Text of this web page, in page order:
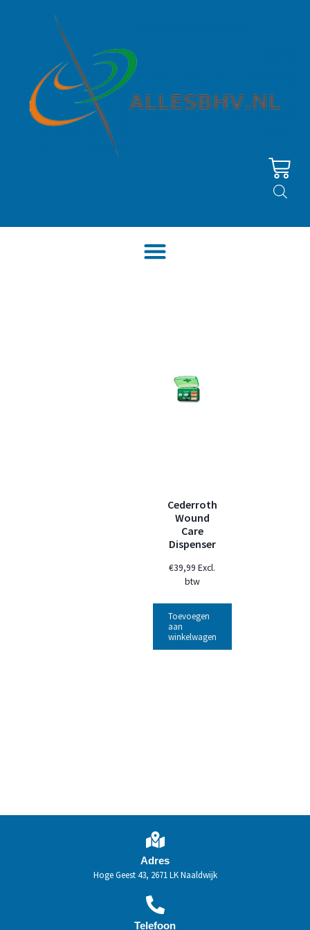
Cederroth
Wound
Care
Dispenser
€39,99 Excl.
btw
Toevoegen
aan
winkelwagen
Adres
Hoge Geest 43, 2671 LK Naaldwijk
Telefoon